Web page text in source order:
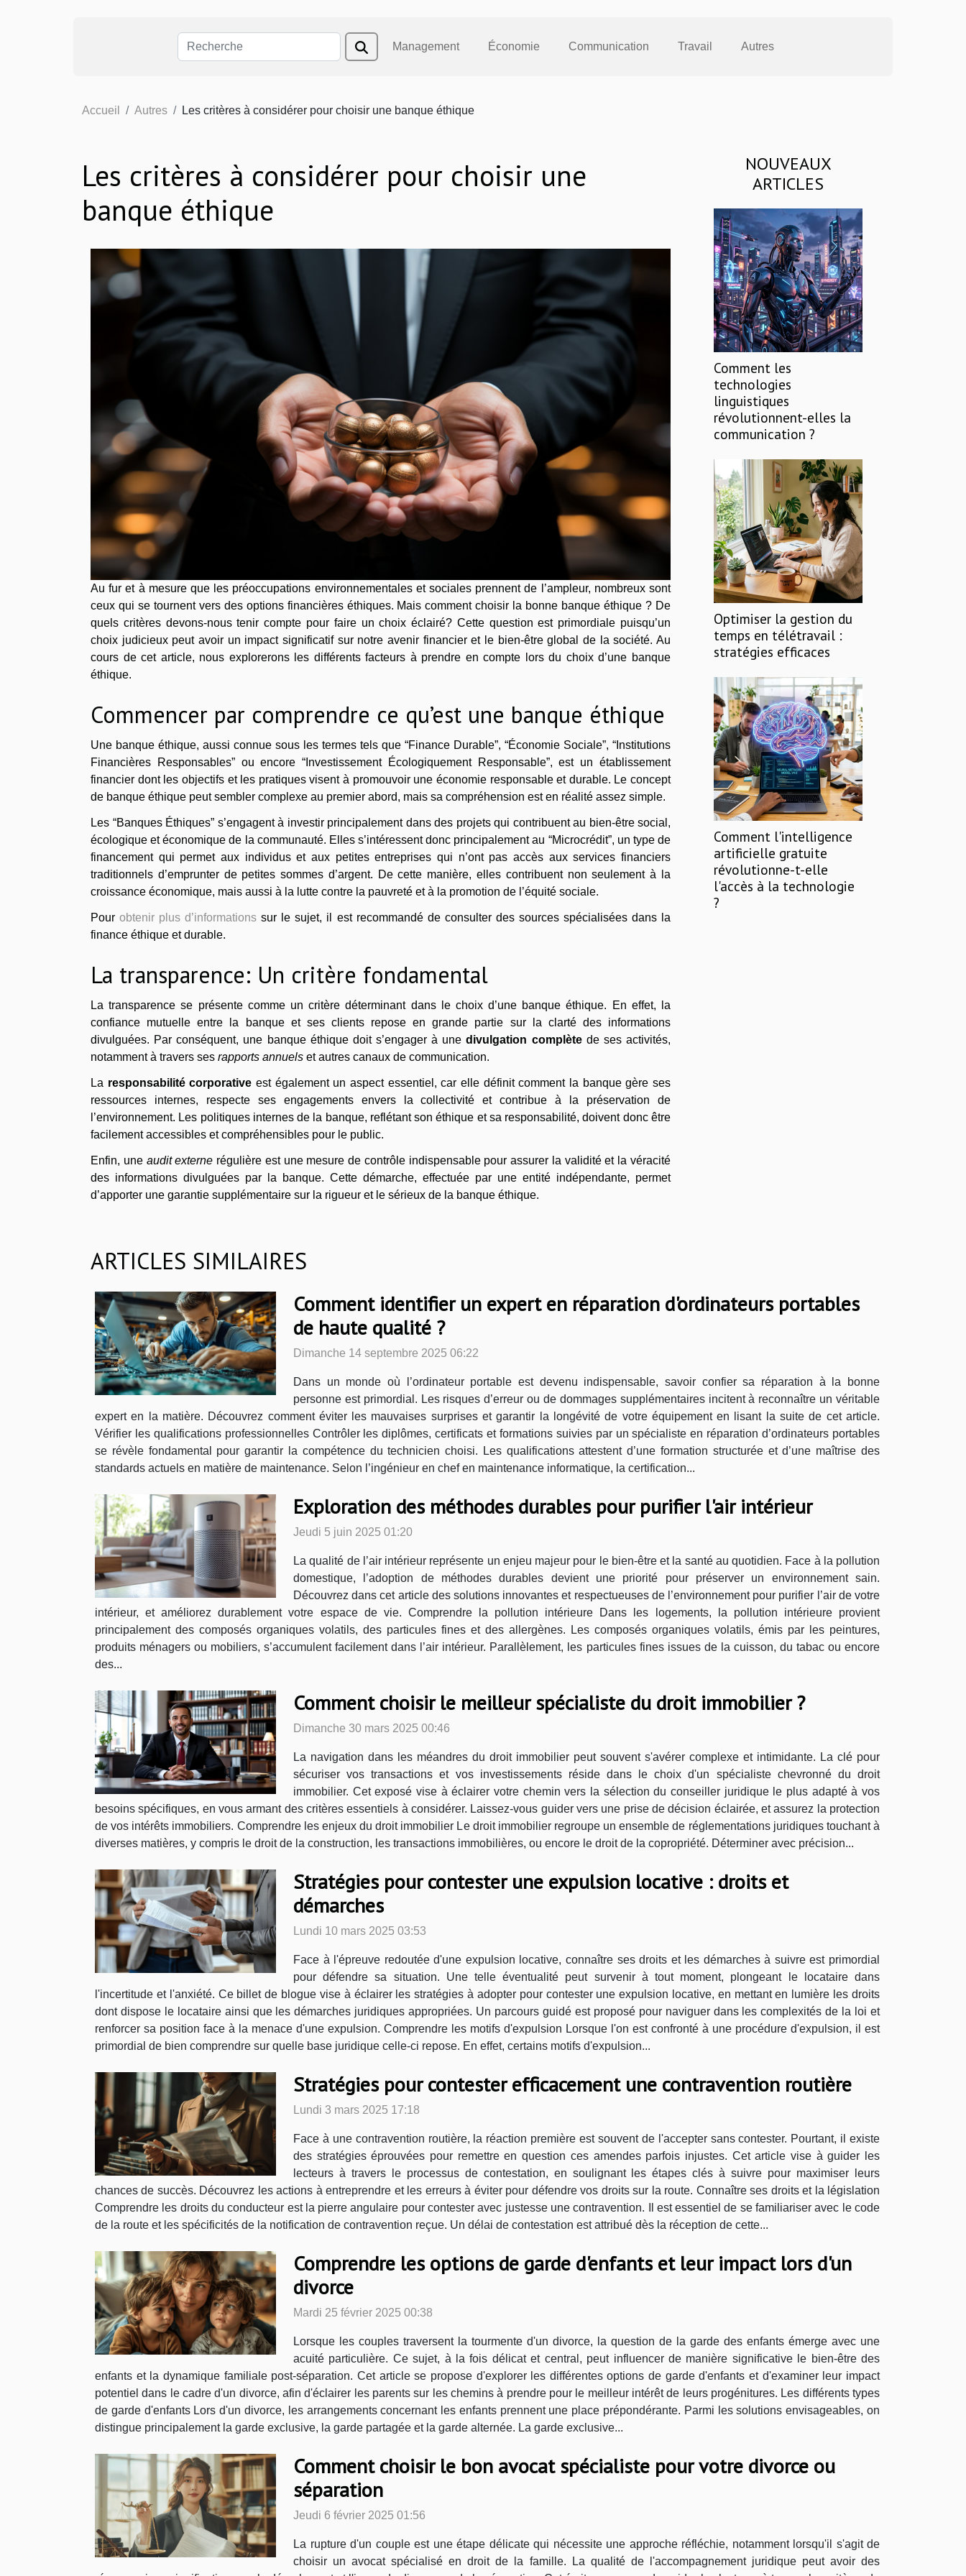
Management Économie Communication Travail Autres
Accueil Autres Les critères à considérer pour choisir une banque éthique
Les critères à considérer pour choisir une
banque éthique
Au fur et à mesure que les préoccupations environnementales et sociales prennent de l’ampleur, nombreux sont
ceux qui se tournent vers des options financières éthiques. Mais comment choisir la bonne banque éthique ? De
quels critères devons-nous tenir compte pour faire un choix éclairé? Cette question est primordiale puisqu’un
choix judicieux peut avoir un impact significatif sur notre avenir financier et le bien-être global de la société. Au
cours de cet article, nous explorerons les différents facteurs à prendre en compte lors du choix d’une banque
éthique.
Commencer par comprendre ce qu’est une banque éthique
Une banque éthique, aussi connue sous les termes tels que “Finance Durable”, “Économie Sociale”, “Institutions
Financières Responsables” ou encore “Investissement Écologiquement Responsable”, est un établissement
financier dont les objectifs et les pratiques visent à promouvoir une économie responsable et durable. Le concept
de banque éthique peut sembler complexe au premier abord, mais sa compréhension est en réalité assez simple.
Les “Banques Éthiques” s’engagent à investir principalement dans des projets qui contribuent au bien-être social,
écologique et économique de la communauté. Elles s’intéressent donc principalement au “Microcrédit”, un type de
financement qui permet aux individus et aux petites entreprises qui n’ont pas accès aux services financiers
traditionnels d’emprunter de petites sommes d’argent. De cette manière, elles contribuent non seulement à la
croissance économique, mais aussi à la lutte contre la pauvreté et à la promotion de l’équité sociale.
Pourobtenir plus d’informations sur le sujet, il est recommandé de consulter des sources spécialisées dans la
finance éthique et durable.
La transparence: Un critère fondamental
La transparence se présente comme un critère déterminant dans le choix d’une banque éthique. En effet, la
confiance mutuelle entre la banque et ses clients repose en grande partie sur la clarté des informations
divulguées. Par conséquent, une banque éthique doit s’engager à unedivulgation complètede ses activités,
notamment à travers ses rapports annuels et autres canaux de communication.
La responsabilité corporative est également un aspect essentiel, car elle définit comment la banque gère ses
ressources internes, respecte ses engagements envers la collectivité et contribue à la préservation de
l’environnement. Les politiques internes de la banque, reflétant son éthique et sa responsabilité, doivent donc être
facilement accessibles et compréhensibles pour le public.
Enfin, une audit externe régulière est une mesure de contrôle indispensable pour assurer la validité et la véracité
des informations divulguées par la banque. Cette démarche, effectuée par une entité indépendante, permet
d’apporter une garantie supplémentaire sur la rigueur et le sérieux de la banque éthique.
NOUVEAUX
ARTICLES
Comment les
technologies
linguistiques
révolutionnent-elles la
communication ?
Optimiser la gestion du
temps en télétravail :
stratégies efficaces
Comment l'intelligence
artificielle gratuite
révolutionne-t-elle
l'accès à la technologie
?
ARTICLES SIMILAIRES
Comment identifier un expert en réparation d'ordinateurs portables
de haute qualité ?
Dimanche 14 septembre 2025 06:22
Dans un monde où l’ordinateur portable est devenu indispensable, savoir confier sa réparation à la bonne
personne est primordial. Les risques d’erreur ou de dommages supplémentaires incitent à reconnaître un véritable
expert en la matière. Découvrez comment éviter les mauvaises surprises et garantir la longévité de votre équipement en lisant la suite de cet article.
Vérifier les qualifications professionnelles Contrôler les diplômes, certificats et formations suivies par un spécialiste en réparation d’ordinateurs portables
se révèle fondamental pour garantir la compétence du technicien choisi. Les qualifications attestent d’une formation structurée et d’une maîtrise des
standards actuels en matière de maintenance. Selon l’ingénieur en chef en maintenance informatique, la certification...
Exploration des méthodes durables pour purifier l'air intérieur
Jeudi 5 juin 2025 01:20
La qualité de l’air intérieur représente un enjeu majeur pour le bien-être et la santé au quotidien. Face à la pollution
domestique, l’adoption de méthodes durables devient une priorité pour préserver un environnement sain.
Découvrez dans cet article des solutions innovantes et respectueuses de l’environnement pour purifier l’air de votre
intérieur, et améliorez durablement votre espace de vie. Comprendre la pollution intérieure Dans les logements, la pollution intérieure provient
principalement des composés organiques volatils, des particules fines et des allergènes. Les composés organiques volatils, émis par les peintures,
produits ménagers ou mobiliers, s’accumulent facilement dans l’air intérieur. Parallèlement, les particules fines issues de la cuisson, du tabac ou encore
des...
Comment choisir le meilleur spécialiste du droit immobilier ?
Dimanche 30 mars 2025 00:46
La navigation dans les méandres du droit immobilier peut souvent s'avérer complexe et intimidante. La clé pour
sécuriser vos transactions et vos investissements réside dans le choix d'un spécialiste chevronné du droit
immobilier. Cet exposé vise à éclairer votre chemin vers la sélection du conseiller juridique le plus adapté à vos
besoins spécifiques, en vous armant des critères essentiels à considérer. Laissez-vous guider vers une prise de décision éclairée, et assurez la protection
de vos intérêts immobiliers. Comprendre les enjeux du droit immobilier Le droit immobilier regroupe un ensemble de réglementations juridiques touchant à
diverses matières, y compris le droit de la construction, les transactions immobilières, ou encore le droit de la copropriété. Déterminer avec précision...
Stratégies pour contester une expulsion locative : droits et
démarches
Lundi 10 mars 2025 03:53
Face à l'épreuve redoutée d'une expulsion locative, connaître ses droits et les démarches à suivre est primordial
pour défendre sa situation. Une telle éventualité peut survenir à tout moment, plongeant le locataire dans
l'incertitude et l'anxiété. Ce billet de blogue vise à éclairer les stratégies à adopter pour contester une expulsion locative, en mettant en lumière les droits
dont dispose le locataire ainsi que les démarches juridiques appropriées. Un parcours guidé est proposé pour naviguer dans les complexités de la loi et
renforcer sa position face à la menace d'une expulsion. Comprendre les motifs d'expulsion Lorsque l'on est confronté à une procédure d'expulsion, il est
primordial de bien comprendre sur quelle base juridique celle-ci repose. En effet, certains motifs d'expulsion...
Stratégies pour contester efficacement une contravention routière
Lundi 3 mars 2025 17:18
Face à une contravention routière, la réaction première est souvent de l'accepter sans contester. Pourtant, il existe
des stratégies éprouvées pour remettre en question ces amendes parfois injustes. Cet article vise à guider les
lecteurs à travers le processus de contestation, en soulignant les étapes clés à suivre pour maximiser leurs
chances de succès. Découvrez les actions à entreprendre et les erreurs à éviter pour défendre vos droits sur la route. Connaître ses droits et la législation
Comprendre les droits du conducteur est la pierre angulaire pour contester avec justesse une contravention. Il est essentiel de se familiariser avec le code
de la route et les spécificités de la notification de contravention reçue. Un délai de contestation est attribué dès la réception de cette...
Comprendre les options de garde d'enfants et leur impact lors d'un
divorce
Mardi 25 février 2025 00:38
Lorsque les couples traversent la tourmente d'un divorce, la question de la garde des enfants émerge avec une
acuité particulière. Ce sujet, à la fois délicat et central, peut influencer de manière significative le bien-être des
enfants et la dynamique familiale post-séparation. Cet article se propose d'explorer les différentes options de garde d'enfants et d'examiner leur impact
potentiel dans le cadre d'un divorce, afin d'éclairer les parents sur les chemins à prendre pour le meilleur intérêt de leurs progénitures. Les différents types
de garde d'enfants Lors d'un divorce, les arrangements concernant les enfants prennent une place prépondérante. Parmi les solutions envisageables, on
distingue principalement la garde exclusive, la garde partagée et la garde alternée. La garde exclusive...
Comment choisir le bon avocat spécialiste pour votre divorce ou
séparation
Jeudi 6 février 2025 01:56
La rupture d'un couple est une étape délicate qui nécessite une approche réfléchie, notamment lorsqu'il s'agit de
choisir un avocat spécialisé en droit de la famille. La qualité de l'accompagnement juridique peut avoir des